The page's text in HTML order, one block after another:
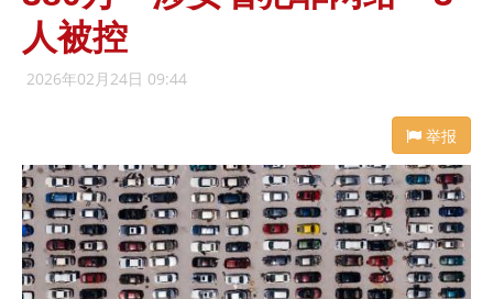
人被控
2026年02月24日 09:44
举报